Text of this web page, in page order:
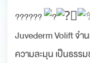
??????
Juvederm Volift จำ
ความละมุน เป็นธรร